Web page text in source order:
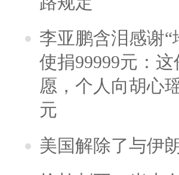
李亚鹏含泪感谢
使捐99999元：
愿，个人向胡心
元
美国解除了与伊